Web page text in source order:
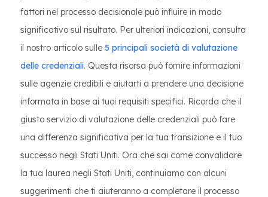
fattori nel processo decisionale può influire in modo
significativo sul risultato. Per ulteriori indicazioni, consulta
il nostro articolo sulle 5 principali società di valutazione
delle credenziali. Questa risorsa può fornire informazioni
sulle agenzie credibili e aiutarti a prendere una decisione
informata in base ai tuoi requisiti specifici. Ricorda che il
giusto servizio di valutazione delle credenziali può fare
una differenza significativa per la tua transizione e il tuo
successo negli Stati Uniti. Ora che sai come convalidare
la tua laurea negli Stati Uniti, continuiamo con alcuni
suggerimenti che ti aiuteranno a completare il processo